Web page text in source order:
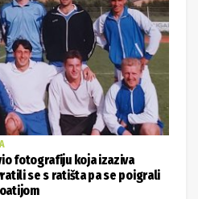
fotografiju koja izaziva
se s ratišta pa se poigrali